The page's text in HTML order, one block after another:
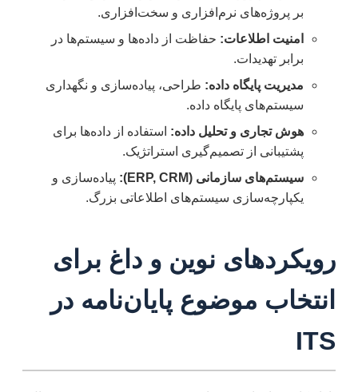
بر پروژه‌های نرم‌افزاری و سخت‌افزاری.
امنیت اطلاعات: حفاظت از داده‌ها و سیستم‌ها در
برابر تهدیدات.
مدیریت پایگاه داده: طراحی، پیاده‌سازی و نگهداری
سیستم‌های پایگاه داده.
هوش تجاری و تحلیل داده: استفاده از داده‌ها برای
پشتیبانی از تصمیم‌گیری استراتژیک.
سیستم‌های سازمانی (ERP, CRM):
پیاده‌سازی و
یکپارچه‌سازی سیستم‌های اطلاعاتی بزرگ.
رویکردهای نوین و داغ برای
انتخاب موضوع پایان‌نامه در
ITS